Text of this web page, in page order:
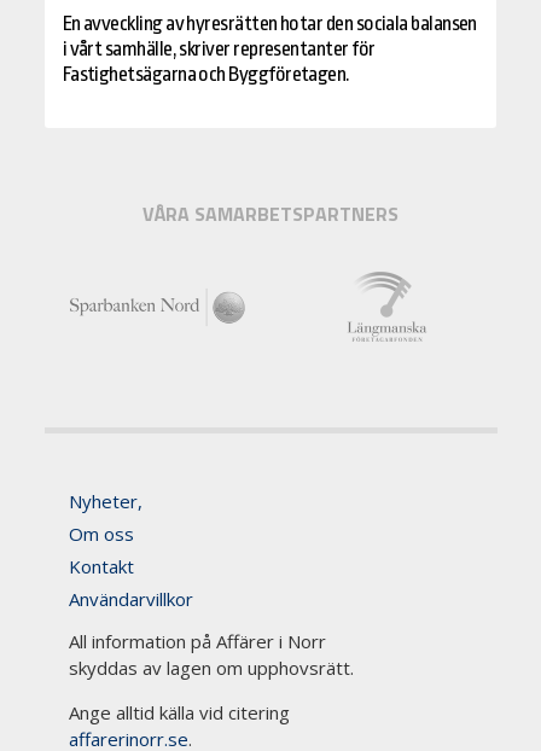
En avveckling av hyresrätten hotar den sociala balansen
i vårt samhälle, skriver representanter för
Fastighetsägarna och Byggföretagen.
VÅRA SAMARBETSPARTNERS
Nyheter,
Om oss
Kontakt
Användarvillkor
All information på Affärer i Norr
skyddas av lagen om upphovsrätt.
Ange alltid källa vid citering
affarerinorr.se.